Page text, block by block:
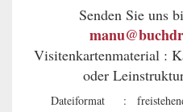
Senden Sie uns
Visitenkartenmaterial :
oder
Dateiformat :